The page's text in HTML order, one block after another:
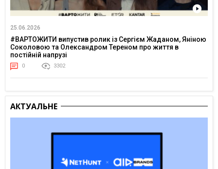
25.06.2026
#ВАРТОЖИТИ випустив ролик із Сергієм Жаданом, Яніною
Соколовою та Олександром Тереном про життя в
постійній напрузі
0 3302
АКТУАЛЬНЕ